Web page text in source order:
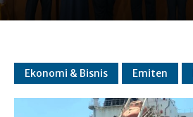
Ekonomi & Bisnis Emiten